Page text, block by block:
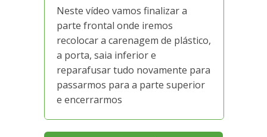
Neste vídeo vamos finalizar a
parte frontal onde iremos
recolocar a carenagem de plástico,
a porta, saia inferior e
reparafusar tudo novamente para
passarmos para a parte superior
e encerrarmos